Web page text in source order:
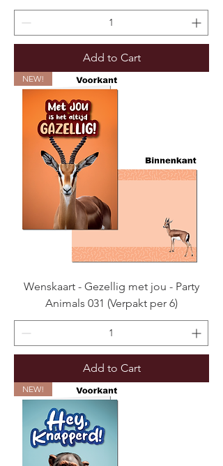
Add to Cart
NEW!
Wenskaart - Gezellig met jou - Party
Animals 031 (Verpakt per 6)
Add to Cart
NEW!